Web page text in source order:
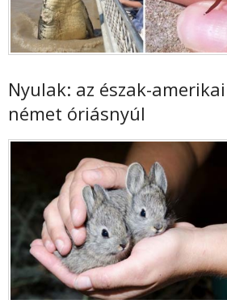
Nyulak: az észak-
német óriásnyúl